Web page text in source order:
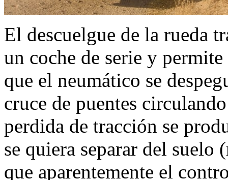
El descuelgue de la rueda
un coche de serie y
que el neumático se
cruce de puentes
perdida de tracción se
se quiera separar del suelo
que aparentemente el